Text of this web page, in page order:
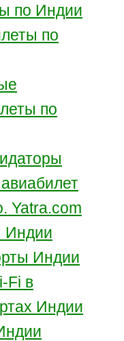
по Индии
по
по
Yatra.com
Индии
Индии
Fi в
Индии